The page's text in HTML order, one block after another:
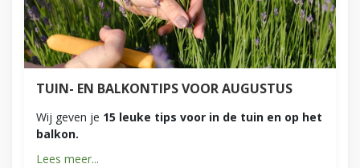
TUIN- EN BALKONTIPS VOOR AUGUSTUS
Wij geven je 15 leuke tips voor in de tuin en op het
balkon.
Lees meer...